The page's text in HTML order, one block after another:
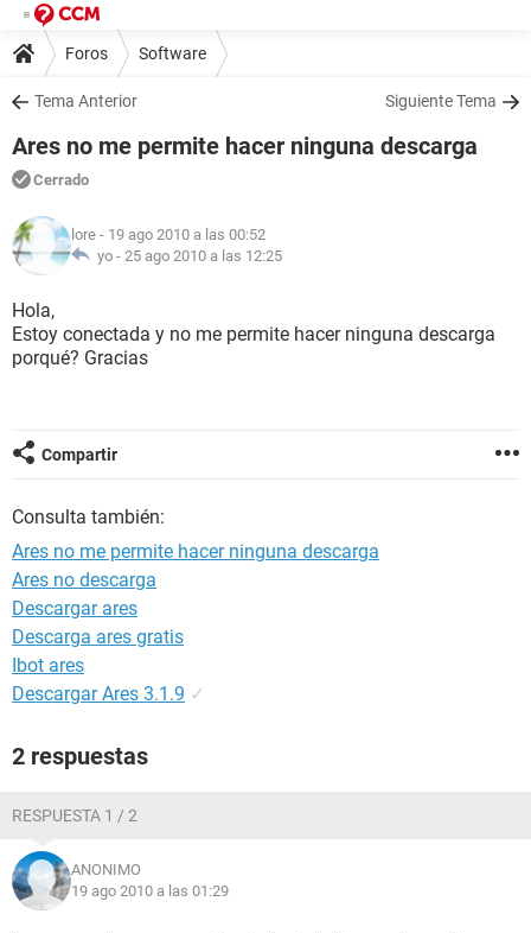
Foros Software
Tema Anterior Siguiente Tema
Ares no me permite hacer ninguna descarga
Cerrado
lore - 19 ago 2010 a las 00:52
yo - 25 ago 2010 a las 12:25
Hola,
Estoy conectada y no me permite hacer ninguna descarga
porqué? Gracias
Compartir
Consulta también:
Ares no me permite hacer ninguna descarga
Ares no descarga
Descargar ares
Descarga ares gratis
Ibot ares
Descargar Ares 3.1.9 ✓
2 respuestas
RESPUESTA 1 / 2
ANONIMO
19 ago 2010 a las 01:29